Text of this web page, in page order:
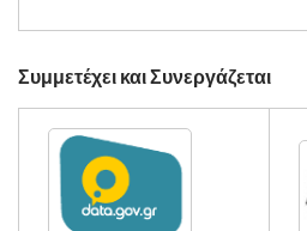
Συμμετέχει και Συνεργάζεται